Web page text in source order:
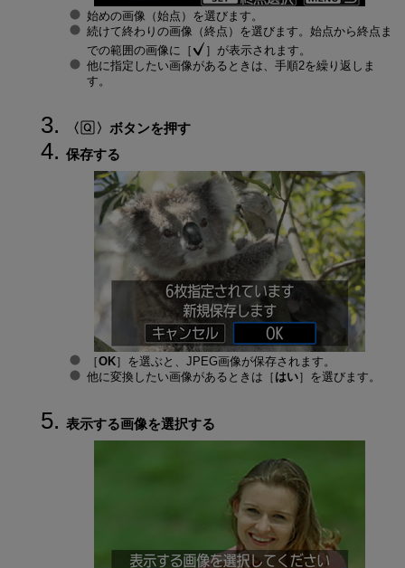
始めの画像（始点）を選びます。
続けて終わりの画像（終点）を選びます。始点から終点ま
での範囲の画像に［
］が表示されます。
他に指定したい画像があるときは、手順2を繰り返しま
す。
ボタンを押す
保存する
［OK］を選ぶと、JPEG画像が保存されます。
他に変換したい画像があるときは［ はい］を選びます。
表示する画像を選択する